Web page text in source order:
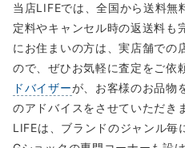
当店LIFEでは、全国から送料無
定料やキャンセル時の返送料も
にお住まいの方は、実店舗での
ので、ぜひお気軽に査定をご依
ドバイザーが、お客様のお品物
のアドバイスをさせていただき
LIFEは、ブランドのジャンル毎